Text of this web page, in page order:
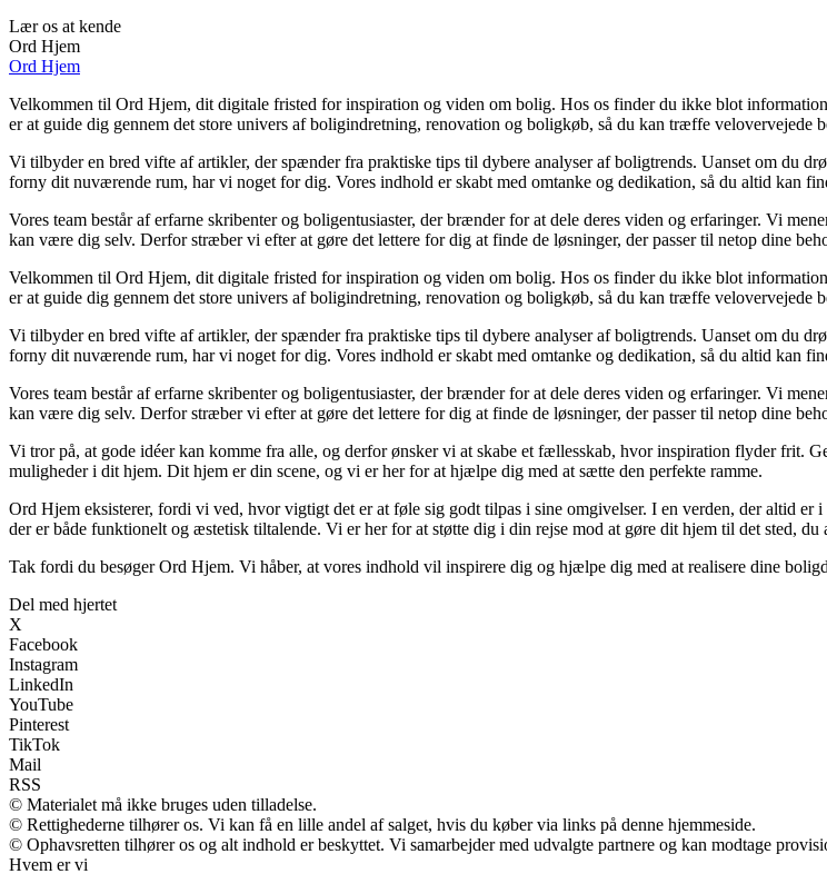
Lær os at kende
Ord Hjem
Ord Hjem
Velkommen til Ord Hjem, dit digitale fristed for inspiration og viden om bolig. Hos os finder du ikke blot
er at guide dig gennem det store univers af boligindretning, renovation og boligkøb, så du kan træffe velovervejede
Vi tilbyder en bred vifte af artikler, der spænder fra praktiske tips til dybere analyser af boligtrends. Uanset om du
forny dit nuværende rum, har vi noget for dig. Vores indhold er skabt med omtanke og dedikation, så du altid kan
Vores team består af erfarne skribenter og boligentusiaster, der brænder for at dele deres viden og erfaringer. Vi
kan være dig selv. Derfor stræber vi efter at gøre det lettere for dig at finde de løsninger, der passer til netop dine
Velkommen til Ord Hjem, dit digitale fristed for inspiration og viden om bolig. Hos os finder du ikke blot
er at guide dig gennem det store univers af boligindretning, renovation og boligkøb, så du kan træffe velovervejede
Vi tilbyder en bred vifte af artikler, der spænder fra praktiske tips til dybere analyser af boligtrends. Uanset om du
forny dit nuværende rum, har vi noget for dig. Vores indhold er skabt med omtanke og dedikation, så du altid kan
Vores team består af erfarne skribenter og boligentusiaster, der brænder for at dele deres viden og erfaringer. Vi
kan være dig selv. Derfor stræber vi efter at gøre det lettere for dig at finde de løsninger, der passer til netop dine
Vi tror på, at gode idéer kan komme fra alle, og derfor ønsker vi at skabe et fællesskab, hvor inspiration flyder frit.
muligheder i dit hjem. Dit hjem er din scene, og vi er her for at hjælpe dig med at sætte den perfekte ramme.
Ord Hjem eksisterer, fordi vi ved, hvor vigtigt det er at føle sig godt tilpas i sine omgivelser. I en verden, der altid
der er både funktionelt og æstetisk tiltalende. Vi er her for at støtte dig i din rejse mod at gøre dit hjem til det sted, du
Tak fordi du besøger Ord Hjem. Vi håber, at vores indhold vil inspirere dig og hjælpe dig med at realisere dine
Del med hjertet
X
Facebook
Instagram
LinkedIn
YouTube
Pinterest
TikTok
Mail
RSS
© Materialet må ikke bruges uden tilladelse.
© Rettighederne tilhører os. Vi kan få en lille andel af salget, hvis du køber via links på denne hjemmeside.
© Ophavsretten tilhører os og alt indhold er beskyttet. Vi samarbejder med udvalgte partnere og kan modtage
Hvem er vi